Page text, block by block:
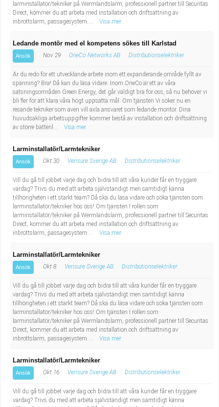
larminstallatör/tekniker på Wermlandslarm, professionell partner till Securitas
Direct, kommer du att arbeta med installation och driftsättning av
inbrottslarm, passagesystem ...
Visa mer
Ledande montör med el kompetens sökes till Karlstad
Ansök Nov 29 OneCo Networks AB Distributionselektriker
Är du redo för ett utvecklande arbete inom ett expanderande område fyllt av
spänning? Bra! Då kan du läsa vidare. Inom OneCo är ett av våra
satsningsområden Green Energy, det går väldigt bra för oss, så nu behöver vi
bli fler för att klara våra högt uppsatta mål. Om tjänsten Vi söker nu en
resande tekniker som även vill axla ansvaret som ledande montör. Dina
huvudsakliga arbetsuppgifter kommer bestå av installation och driftsättning
av större batteril...
Visa mer
Larminstallatör/Larmtekniker
Ansök Okt 30 Verisure Sverige AB Distributionselektriker
Vill du gå till jobbet varje dag och bidra till att våra kunder får en tryggare
vardag? Trivs du med att arbeta självständigt men samtidigt känna
tillhörigheten i ett starkt team? Då ska du läsa vidare och söka tjänsten som
larminstallatör/tekniker hos oss! Om tjänsten I rollen som
larminstallatör/tekniker på Wermlandslarm, professionell partner till Securitas
Direct, kommer du att arbeta med installation och driftsättning av
inbrottslarm, passagesystem ...
Visa mer
Larminstallatör/Larmtekniker
Ansök Okt 8 Verisure Sverige AB Distributionselektriker
Vill du gå till jobbet varje dag och bidra till att våra kunder får en tryggare
vardag? Trivs du med att arbeta självständigt men samtidigt känna
tillhörigheten i ett starkt team? Då ska du läsa vidare och söka tjänsten som
larminstallatör/tekniker hos oss! Om tjänsten I rollen som
larminstallatör/tekniker på Wermlandslarm, professionell partner till Securitas
Direct, kommer du att arbeta med installation och driftsättning av
inbrottslarm, passagesystem ...
Visa mer
Larminstallatör/Larmtekniker
Ansök Okt 16 Verisure Sverige AB Distributionselektriker
Vill du gå till jobbet varje dag och bidra till att våra kunder får en tryggare
vardag? Trivs du med att arbeta självständigt men samtidigt känna